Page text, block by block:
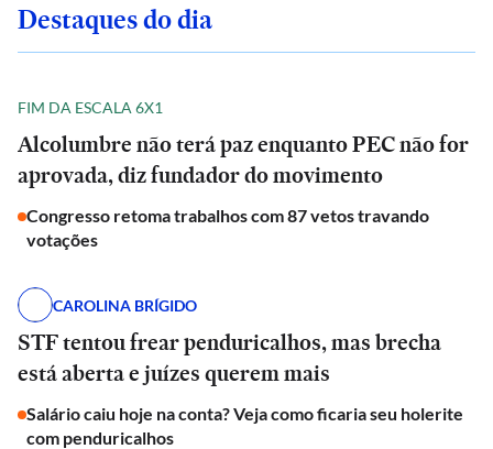
Destaques do dia
FIM DA ESCALA 6X1
Alcolumbre não terá paz enquanto PEC não for
aprovada, diz fundador do movimento
Congresso retoma trabalhos com 87 vetos travando
votações
CAROLINA BRÍGIDO
STF tentou frear penduricalhos, mas brecha
está aberta e juízes querem mais
Salário caiu hoje na conta? Veja como ficaria seu holerite
com penduricalhos